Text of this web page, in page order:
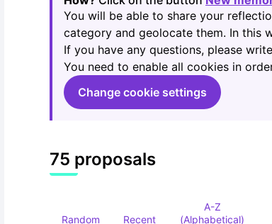
You will be able to share your
category and geolocate them. In this
If you have any questions, please
You need to enable all cookies in
Change cookie settings
75 proposals
Random Recent
A-Z
(Alphabetical)